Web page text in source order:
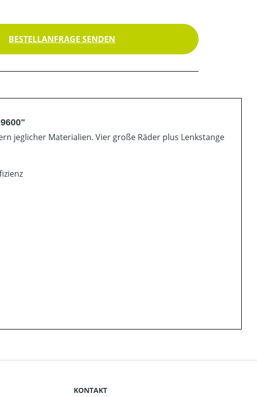
BESTELLANFRAGE SENDEN
jeglicher Materialien. Vier große Räder plus Lenkstange
KONTAKT